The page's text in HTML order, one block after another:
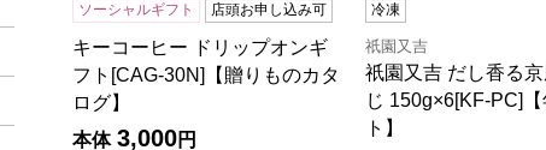
ソーシャルギフト 店頭お申し込み可
キーコーヒー ドリップオンギ
フト[CAG-30N]【贈りものカタ
ログ】
本体 3,000円
冷凍
祇園又吉
祇園又吉 だし香る
じ 150g×6[KF-PC]
ト】